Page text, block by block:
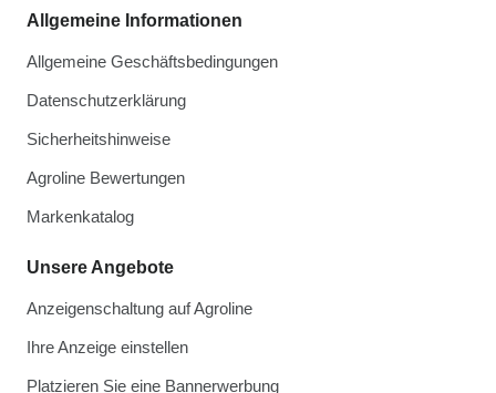
Allgemeine Informationen
Allgemeine Geschäftsbedingungen
Datenschutzerklärung
Sicherheitshinweise
Agroline Bewertungen
Markenkatalog
Unsere Angebote
Anzeigenschaltung auf Agroline
Ihre Anzeige einstellen
Platzieren Sie eine Bannerwerbung